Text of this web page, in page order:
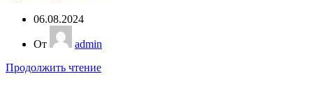
06.08.2024
От
admin
Продолжить чтение